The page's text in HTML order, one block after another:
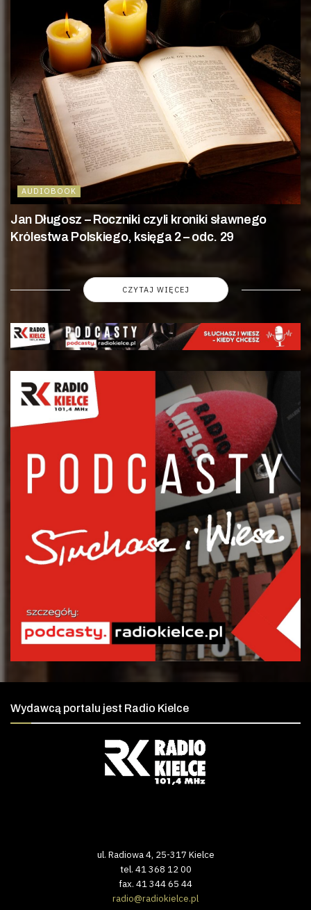
AUDIOBOOK
Jan Długosz – Roczniki czyli kroniki sławnego
Królestwa Polskiego, księga 2 – odc. 29
CZYTAJ WIĘCEJ
Wydawcą portalu jest Radio Kielce
ul. Radiowa 4, 25-317 Kielce
tel. 41 368 12 00
fax. 41 344 65 44
radio@radiokielce.pl